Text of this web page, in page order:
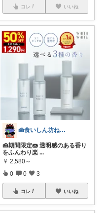
コレ いいね
🍰食いしん坊ねっこ🍩毎日タロット占い
🍰期間限定🍩 透明感のある香り
をふんわり楽 ...
￥ 2,580～
0 0 3
コレ いいね